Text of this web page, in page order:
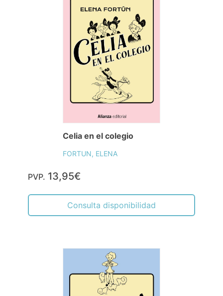
Celia en el colegio
FORTUN, ELENA
PVP. 13,95€
Consulta disponibilidad